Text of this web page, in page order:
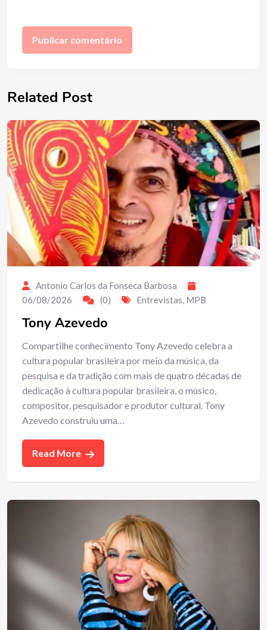
Related Post
Antonio Carlos da Fonseca Barbosa
06/08/2026
(0) Entrevistas, MPB
Tony Azevedo
Compartilhe conhecimento Tony Azevedo celebra a
cultura popular brasileira por meio da música, da
pesquisa e da tradição com mais de quatro décadas de
dedicação à cultura popular brasileira, o músico,
compositor, pesquisador e produtor cultural. Tony
Azevedo construiu uma…
Read More